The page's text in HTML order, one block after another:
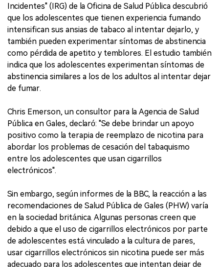
Incidentes" (IRG) de la Oficina de Salud Pública descubrió
que los adolescentes que tienen experiencia fumando
intensifican sus ansias de tabaco al intentar dejarlo, y
también pueden experimentar síntomas de abstinencia
como pérdida de apetito y temblores. El estudio también
indica que los adolescentes experimentan síntomas de
abstinencia similares a los de los adultos al intentar dejar
de fumar.
Chris Emerson, un consultor para la Agencia de Salud
Pública en Gales, declaró: "Se debe brindar un apoyo
positivo como la terapia de reemplazo de nicotina para
abordar los problemas de cesación del tabaquismo
entre los adolescentes que usan cigarrillos
electrónicos".
Sin embargo, según informes de la BBC, la reacción a las
recomendaciones de Salud Pública de Gales (PHW) varía
en la sociedad británica. Algunas personas creen que
debido a que el uso de cigarrillos electrónicos por parte
de adolescentes está vinculado a la cultura de pares,
usar cigarrillos electrónicos sin nicotina puede ser más
adecuado para los adolescentes que intentan dejar de